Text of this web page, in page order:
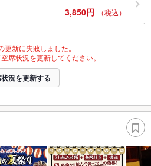
3,850円 （税込）
更新に失敗しました。
席状況を更新してください。
況を更新する